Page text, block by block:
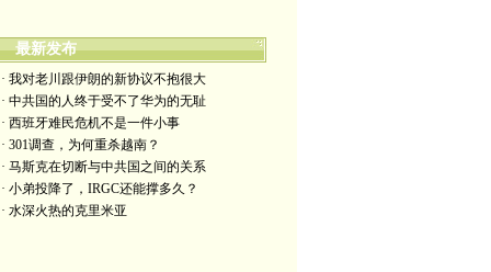
最新发布
· 我对老川跟伊朗的新协议不抱很大
· 中共国的人终于受不了华为的无耻
· 西班牙难民危机不是一件小事
· 301调查，为何重杀越南？
· 马斯克在切断与中共国之间的关系
· 小弟投降了，IRGC还能撑多久？
· 水深火热的克里米亚